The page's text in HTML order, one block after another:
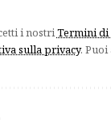
i nostriTermini
sulla privacy.